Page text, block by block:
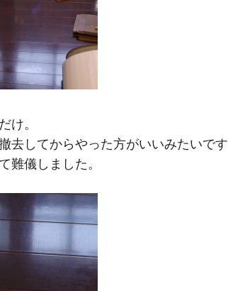
け。
去してからやった方がいいみたいです
難儀しました。